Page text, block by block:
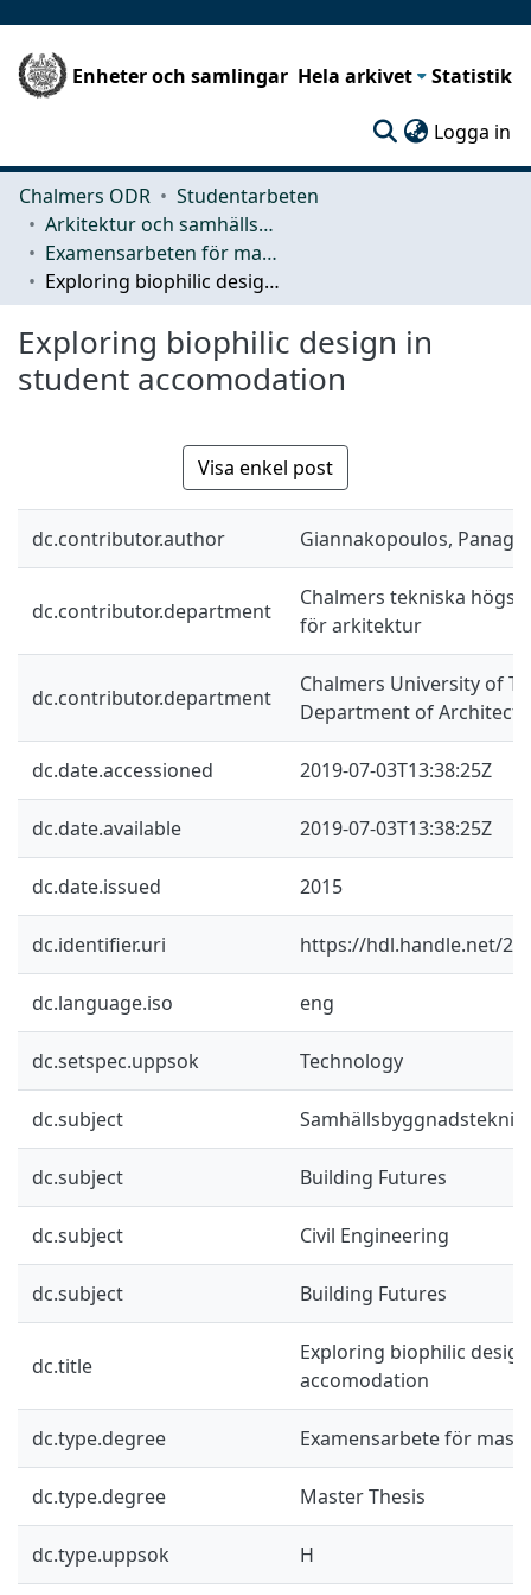
Enheter och samlingar Hela arkivet Statistik
Logga in
Chalmers ODR
Studentarbeten
Arkitektur och samhällsbyggnadsteknik (ACE)
Examensarbeten för masterexamen
Exploring biophilic design in student accomodation
Exploring biophilic design in
student accomodation
Visa enkel post
dc.contributor.author Giannakopoulos,
dc.contributor.department
Chalmers tekniska
för arkitektur
dc.contributor.department
Chalmers University of
Department of
dc.date.accessioned 2019-07-03T13:38:25Z
dc.date.available 2019-07-03T13:38:25Z
dc.date.issued 2015
dc.identifier.uri https://hdl.handle.net/
dc.language.iso eng
dc.setspec.uppsok Technology
dc.subject Samhällsbyggnadsteknik
dc.subject Building Futures
dc.subject Civil Engineering
dc.subject Building Futures
dc.title
Exploring biophilic
accomodation
dc.type.degree Examensarbete för
dc.type.degree Master Thesis
dc.type.uppsok H